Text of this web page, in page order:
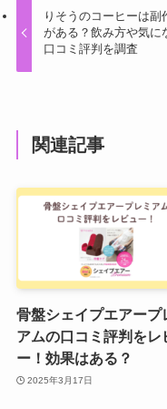
りそうのコーヒーは副
がある？飲み方や気に
口コミ評判を調査
関連記事
骨盤シェイプエアープ
アムの口コミ評判をレ
ー！効果はある？
2025年3月17日